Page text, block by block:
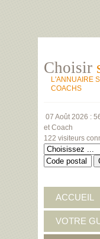
Choisir
L'ANNUAIRE
COACHS
07 Août 2026 :
et Coach
122 visiteurs
ACCUEIL
VOTRE